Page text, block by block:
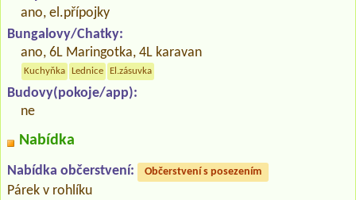
ano, el.přípojky
Bungalovy/Chatky:
ano, 6L Maringotka, 4L karavan
Kuchyňka Lednice El.zásuvka
Budovy(pokoje/app):
ne
Nabídka
Nabídka občerstvení: Občerstvení s posezením
Párek v rohlíku